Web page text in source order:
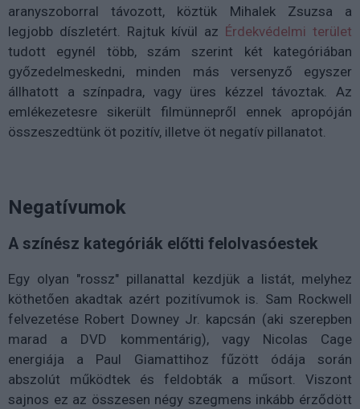
aranyszoborral távozott, köztük Mihalek Zsuzsa a
legjobb díszletért. Rajtuk kívül az Érdekvédelmi terület
tudott egynél több, szám szerint két kategóriában
győzedelmeskedni, minden más versenyző egyszer
állhatott a színpadra, vagy üres kézzel távoztak. Az
emlékezetesre sikerült filmünnepről ennek apropóján
összeszedtünk öt pozitív, illetve öt negatív pillanatot.
Negatívumok
A színész kategóriák előtti felolvasóestek
Egy olyan "rossz" pillanattal kezdjük a listát, melyhez
köthetően akadtak azért pozitívumok is. Sam Rockwell
felvezetése Robert Downey Jr. kapcsán (aki szerepben
marad a DVD kommentárig), vagy Nicolas Cage
energiája a Paul Giamattihoz fűzött ódája során
abszolút működtek és feldobták a műsort. Viszont
sajnos ez az összesen négy szegmens inkább érződött